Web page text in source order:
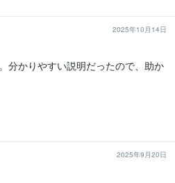
2025年10月14日
分かりやすい説明だったので、助か
2025年9月20日